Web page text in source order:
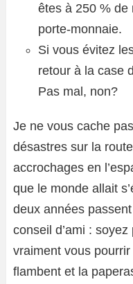
êtes à 250 % de
porte-monnaie.
Si vous évitez
retour à la case
Pas mal, non?
Je ne vous cache
désastres sur la
accrochages en
que le monde allait
deux années
conseil d’ami :
vraiment vous
flambent et la